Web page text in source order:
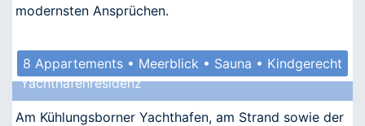
modernsten Ansprüchen.
8 Appartements • Meerblick • Sauna • Kindgerecht
• Allergikergeeignet
Yachthafenresidenz
Am Kühlungsborner Yachthafen, am Strand sowie der